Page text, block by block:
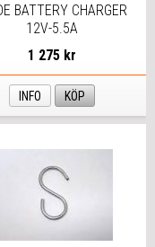
BATTERY CHARGER
12V-5.5A
1 275 kr
INFO KÖP